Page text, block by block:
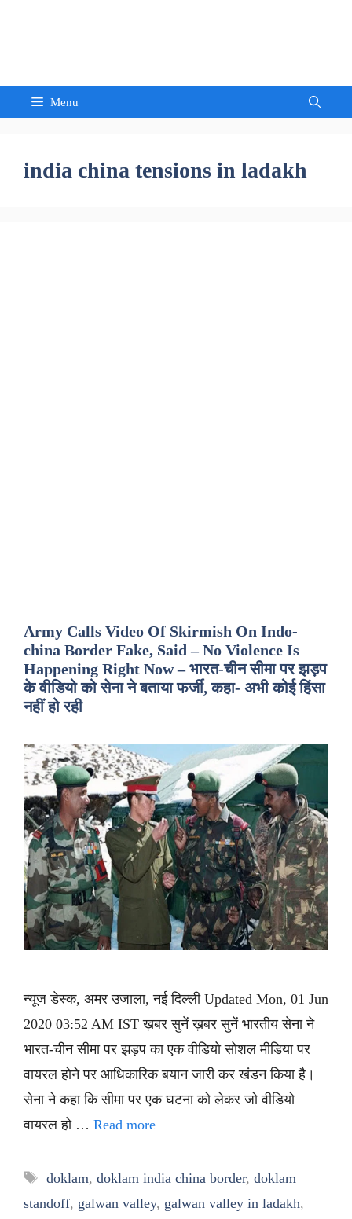
Menu
india china tensions in ladakh
Army Calls Video Of Skirmish On Indo-
china Border Fake, Said – No Violence Is
Happening Right Now – भारत-चीन सीमा पर झड़प
के वीडियो को सेना ने बताया फर्जी, कहा- अभी कोई हिंसा
नहीं हो रही
न्यूज डेस्क, अमर उजाला, नई दिल्ली Updated Mon, 01 Jun
2020 03:52 AM IST ख़बर सुनें ख़बर सुनें भारतीय सेना ने
भारत-चीन सीमा पर झड़प का एक वीडियो सोशल मीडिया पर
वायरल होने पर आधिकारिक बयान जारी कर खंडन किया है।
सेना ने कहा कि सीमा पर एक घटना को लेकर जो वीडियो
वायरल हो … Read more
Tags
doklam, doklam india china border, doklam
standoff, galwan valley, galwan valley in ladakh,